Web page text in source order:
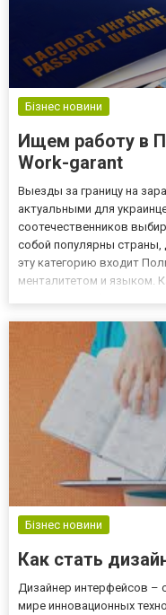
Бізнес новини
Ищем работу в
Work-garant
Выезды за границу на
актуальными для
соотечественников
собой популярны страны,
эту категорию входит
менталитетом и языком.
работодател...
Бізнес новини
Как стать
Дизайнер интерфейсов –
мире инновационных